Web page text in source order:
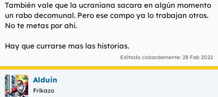
se iniciaban guerras por mujeres como tú
- Ay, qué bueno eres. Pues quería entrar aquí a un concierto
para relajarme, pero está cerrado
estar triste, es día para festejar
- No tengo nada que festejar
- ¿Cómo que no? Tenemos que festejar que nos hemos
conocido
En ese momento me he acercado y nos hemos besado. Tras
enrollarnos un rato le he dicho que si quería escuchar música,
También vale que la ucraniana sacara en algún momento
un rabo decomunal. Pero ese campo ya lo trabajan otros.
No te metas por ahi.
Hay que currarse mas las historias.
Editado cobardemente: 28 Feb 2022
Alduin
Frikazo